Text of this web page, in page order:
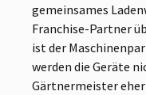
gemeinsames
Franchise-Partner
ist der
werden die Geräte
Gärtnermeister